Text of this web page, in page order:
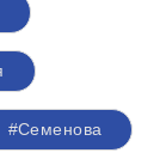
#Семенова